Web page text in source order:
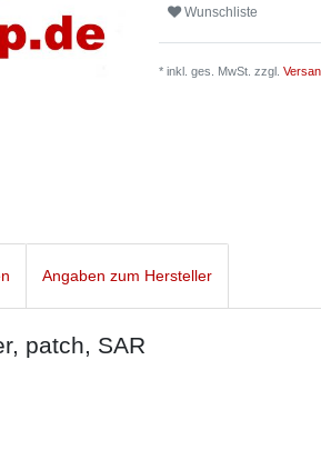
Wunschliste
* inkl. ges. MwSt. zzgl.
Angaben zum Hersteller
patch, SAR